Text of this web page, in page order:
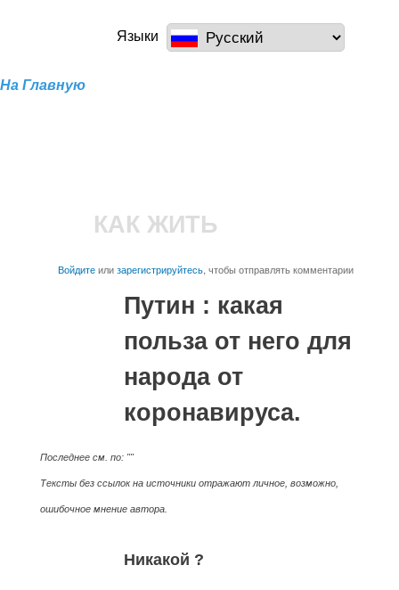
основному
содержанию
a100z.comЯзыки
На Главную
КАК ЖИТЬ
Войдитеилизарегистрируйтесь, чтобы отправлять комментарии
Путин : какая
польза от него для
народа от
коронавируса.
Последнее см. по: ""
Тексты без ссылок на источники отражают личное, возможно,
ошибочное мнение автора.
Никакой ?